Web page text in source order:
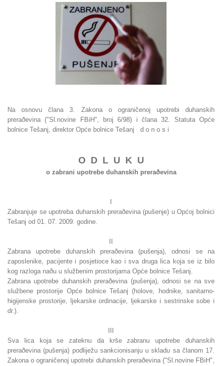
Na osnovu člana 3. Zakona o ograničenoj upotrebi duhanskih
preraðevina ("Sl.novine FBiH", broj 6/98) i člana 32. Statuta Opće
bolnice Tešanj, direktor Opće bolnice Tešanj d o n o s i
O D L U K U
o zabrani upotrebe duhanskih preraðevina
Zabranjuje se upotreba duhanskih preraðevina (pušenje) u Općoj bolnici
Tešanj od 01. 07. 2009. godine.
Zabrana upotrebe duhanskih preraðevina (pušenja), odnosi se na
zaposlenike, pacijente i posjetioce kao i sva druga lica koja se iz bilo
kog razloga naðu u službenim prostorijama Opće bolnice Tešanj.
Zabrana upotrebe duhanskih preraðevina (pušenja), odnosi se na sve
službene prostorije Opće bolnice Tešanj (holove, hodnike, sanitarno-
higijenske prostorije, ljekarske ordinacije, ljekarske i sestrinske sobe i
dr.).
Sva lica koja se zateknu da krše zabranu upotrebe duhanskih
preraðevina (pušenja) podliježu sankcionisanju u skladu sa članom 17.
Zakona o ograničenoj upotrebi duhanskih preraðevina ("Sl.novine FBiH",